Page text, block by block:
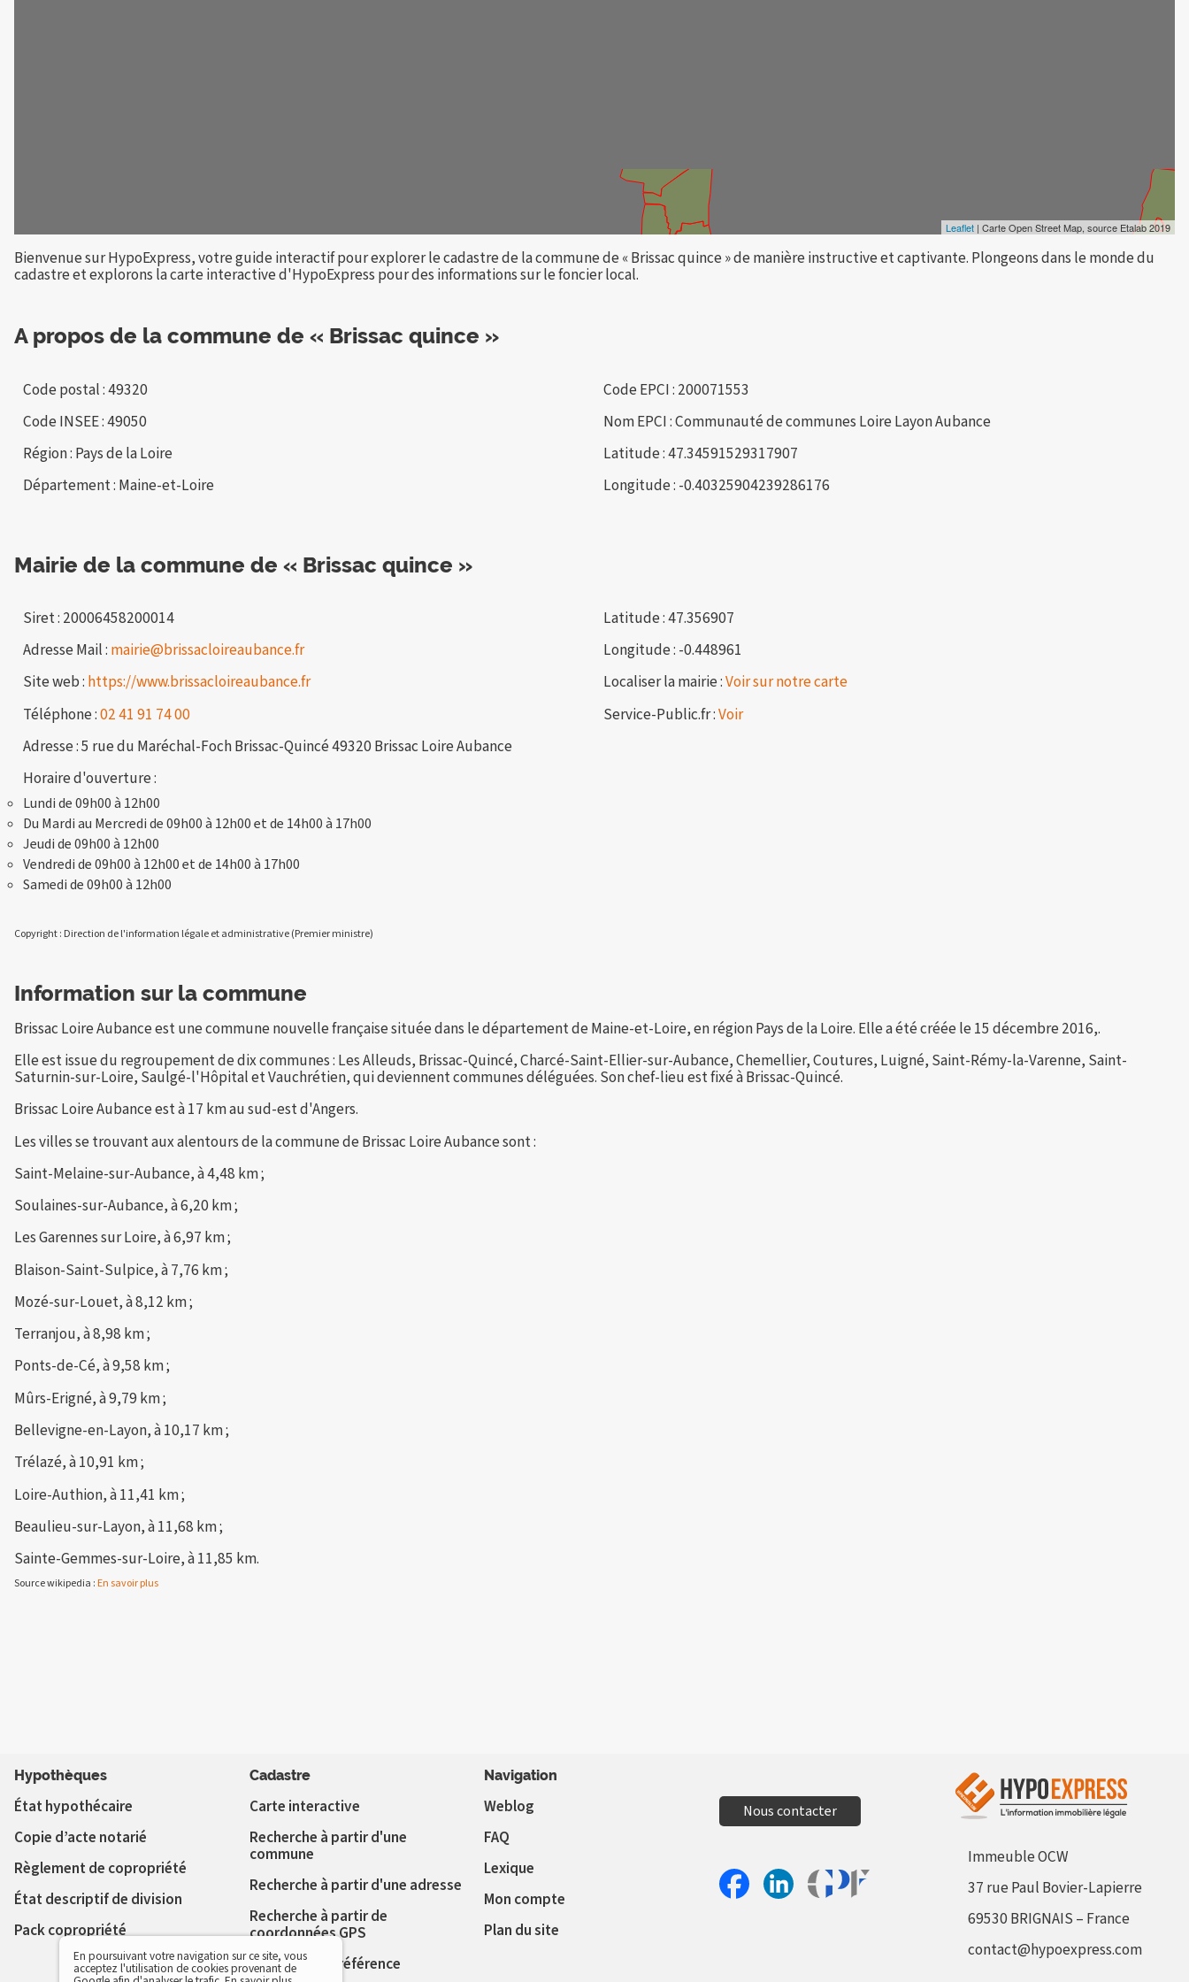
En poursuivant votre navigation sur ce site, vous
acceptez l'utilisation de cookies provenant de
Leaflet | Carte Open Street Map, source Etalab 2019
Bienvenue sur HypoExpress, votre guide interactif pour explorer le cadastre de la commune de « Brissac quince » de manière instructive et captivante. Plongeons dans le monde du
cadastre et explorons la carte interactive d'HypoExpress pour des informations sur le foncier local.
A propos de la commune de « Brissac quince »
Code postal : 49320
Code INSEE : 49050
Région : Pays de la Loire
Département : Maine-et-Loire
Code EPCI : 200071553
Nom EPCI : Communauté de communes Loire Layon Aubance
Latitude : 47.34591529317907
Longitude : -0.40325904239286176
Mairie de la commune de « Brissac quince »
Siret : 20006458200014
Adresse Mail : mairie@brissacloireaubance.fr
Site web : https://www.brissacloireaubance.fr
Téléphone :02 41 91 74 00
Adresse : 5 rue du Maréchal-Foch Brissac-Quincé 49320 Brissac Loire Aubance
Horaire d'ouverture :
Lundi de 09h00 à 12h00
Du Mardi au Mercredi de 09h00 à 12h00 et de 14h00 à 17h00
Jeudi de 09h00 à 12h00
Vendredi de 09h00 à 12h00 et de 14h00 à 17h00
Samedi de 09h00 à 12h00
Latitude : 47.356907
Longitude : -0.448961
Localiser la mairie :Voir sur notre carte
Service-Public.fr :Voir
Copyright : Direction de l'information légale et administrative (Premier ministre)
Information sur la commune
Brissac Loire Aubance est une commune nouvelle française située dans le département de Maine-et-Loire, en région Pays de la Loire. Elle a été créée le 15 décembre 2016,.
Elle est issue du regroupement de dix communes : Les Alleuds, Brissac-Quincé, Charcé-Saint-Ellier-sur-Aubance, Chemellier, Coutures, Luigné, Saint-Rémy-la-Varenne, Saint-
Saturnin-sur-Loire, Saulgé-l'Hôpital et Vauchrétien, qui deviennent communes déléguées. Son chef-lieu est fixé à Brissac-Quincé.
Brissac Loire Aubance est à 17 km au sud-est d'Angers.
Les villes se trouvant aux alentours de la commune de Brissac Loire Aubance sont :
Saint-Melaine-sur-Aubance, à 4,48 km ;
Soulaines-sur-Aubance, à 6,20 km ;
Les Garennes sur Loire, à 6,97 km ;
Blaison-Saint-Sulpice, à 7,76 km ;
Mozé-sur-Louet, à 8,12 km ;
Terranjou, à 8,98 km ;
Ponts-de-Cé, à 9,58 km ;
Mûrs-Erigné, à 9,79 km ;
Bellevigne-en-Layon, à 10,17 km ;
Trélazé, à 10,91 km ;
Loire-Authion, à 11,41 km ;
Beaulieu-sur-Layon, à 11,68 km ;
Sainte-Gemmes-sur-Loire, à 11,85 km.
Source wikipedia : En savoir plus
Hypothèques
État hypothécaire
Copie d’acte notarié
Règlement de copropriété
État descriptif de division
Pack copropriété
Cadastre
Carte interactive
Recherche à partir d'une
commune
Recherche à partir d'une adresse
Recherche à partir de
coordonnées GPS
Vérifier votre référence
Navigation
Weblog
FAQ
Lexique
Mon compte
Plan du site
Nous contacter
Immeuble OCW
37 rue Paul Bovier-Lapierre
69530 BRIGNAIS – France
contact@hypoexpress.com